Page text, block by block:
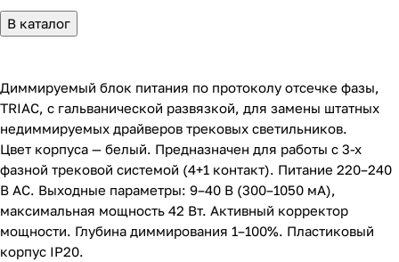
В каталог
Диммируемый блок питания по протоколу отсечке фазы,
TRIAC, с гальванической развязкой, для замены штатных
недиммируемых драйверов трековых светильников.
Цвет корпуса — белый. Предназначен для работы с 3-х
фазной трековой системой (4+1 контакт). Питание 220–240
В AC. Выходные параметры: 9–40 В (300–1050 мА),
максимальная мощность 42 Вт. Активный корректор
мощности. Глубина диммирования 1–100%. Пластиковый
корпус IP20.